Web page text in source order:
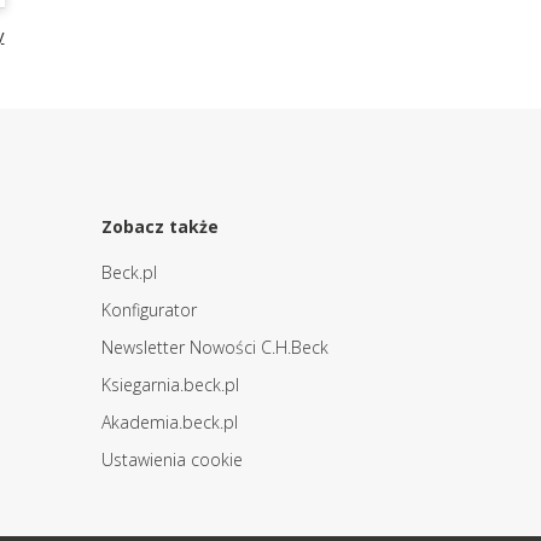
Zobacz także
Beck.pl
Konfigurator
Newsletter Nowości C.H.Beck
Ksiegarnia.beck.pl
Akademia.beck.pl
Ustawienia cookie